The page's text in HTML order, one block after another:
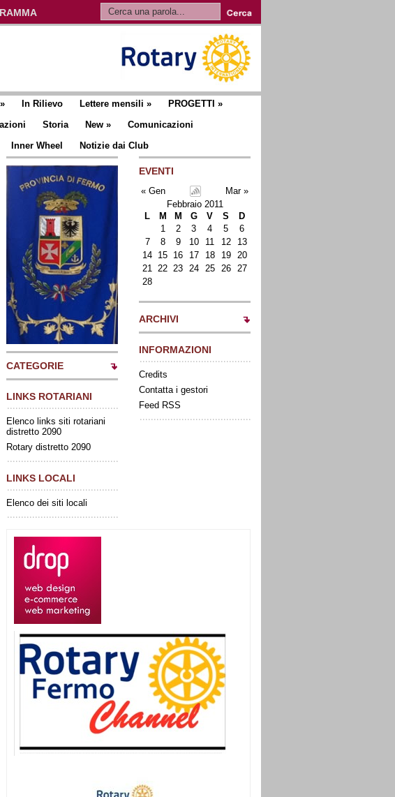
» In Rilievo Lettere mensili » PROGETTI »
Storia New »
Comunicazioni
Inner Wheel Notizie dai Club
CATEGORIE
LINKS ROTARIANI
Elenco links siti rotariani
distretto 2090
Rotary distretto 2090
LINKS LOCALI
Elenco dei siti locali
EVENTI
« Gen
Mar »
Febbraio 2011
L
M M G V S
D
1
2 3 4 5
6
7
8 9 10 11 12
13
14 15 16 17 18 19
20
21 22 23 24 25 26
27
28
ARCHIVI
INFORMAZIONI
Credits
Contatta i gestori
Feed RSS